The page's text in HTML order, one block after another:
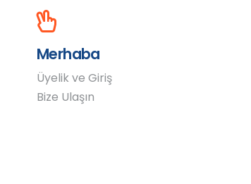
Merhaba
Üyelik ve Giriş
Bize Ulaşın